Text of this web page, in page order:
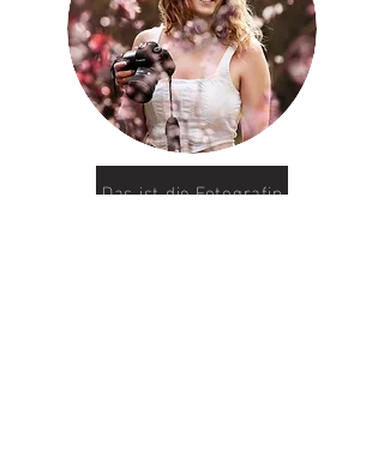
Das ist die Fotografin